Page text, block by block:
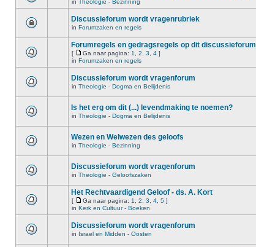
in Theologie - Bezinning
Discussieforum wordt vragenrubriek
in Forumzaken en regels
Forumregels en gedragsregels op dit discussieforum
[ Ga naar pagina: 1 2 3 4 ]
in Forumzaken en regels
Discussieforum wordt vragenforum
in Theologie - Dogma en Belijdenis
Is het erg om dit (...) levendmaking te noemen?
in Theologie - Dogma en Belijdenis
Wezen en Welwezen des geloofs
in Theologie - Bezinning
Discussieforum wordt vragenforum
in Theologie - Geloofszaken
Het Rechtvaardigend Geloof - ds. A. Kort
[ Ga naar pagina: 1 2 3 4 5 ]
in Kerk en Cultuur - Boeken
Discussieforum wordt vragenforum
in Israel en Midden - Oosten